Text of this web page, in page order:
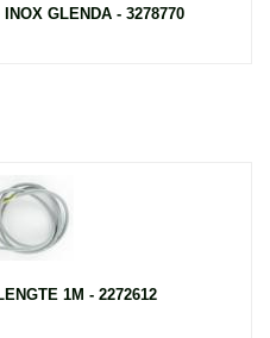
GLENDA - 3278770
1M - 2272612